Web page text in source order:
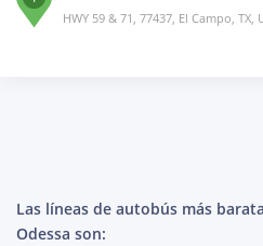
HWY 59 & 71, 77437, El Campo, TX,
Las líneas de autobús más
Odessa son: